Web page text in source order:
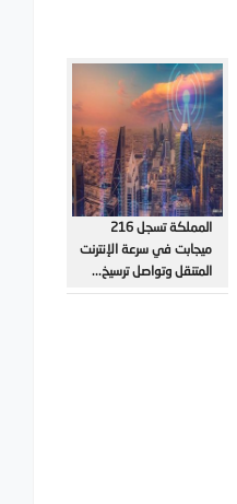
المملكة تسجل 216
ميجابت في سرعة الإنترنت
المتنقل وتواصل ترسيخ...